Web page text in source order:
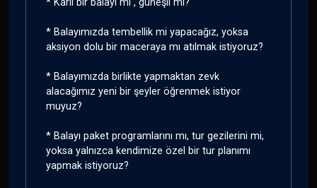
* Balayımızda tembellik mi yapacağız, yoksa
aksiyon dolu bir maceraya mı atılmak istiyoruz?
* Balayımızda birlikte yapmaktan zevk
alacağımız yeni bir şeyler öğrenmek istiyor
muyuz?
* Balayı paket programlarını mı, tur gezilerini mi,
yoksa yalnızca kendimize özel bir tur planımı
yapmak istiyoruz?